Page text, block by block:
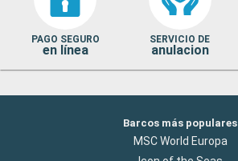
PAGO SEGURO
en línea
SERVICIO DE
anulacion
Barcos más populares
MSC World Europa